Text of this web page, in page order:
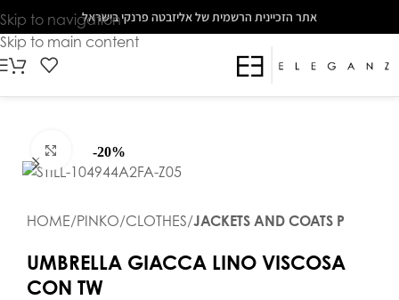
The
beginning
of
web
main
Content
Skip to navigation
Skip to main content
אתר הזכיינית הרשמית של אליזבטה פרנקי בישראל
-20%
Click to enlarge
HOME PINKO CLOTHES JACKETS AND COATS P
UMBRELLA GIACCA LINO VISCOSA
CON TW